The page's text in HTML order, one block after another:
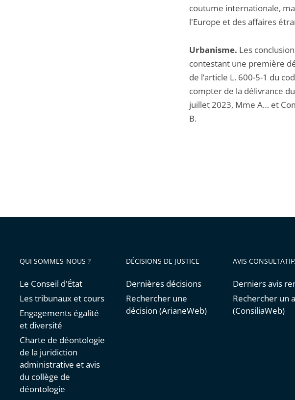
coutume internationale,
l'Europe et des affaires
Urbanisme. Les
contestant une première
de l’article L. 600-5-1 du
compter de la délivrance
juillet 2023, Mme A… et
B.
QUI SOMMES-NOUS ?
Le Conseil d'État
Les tribunaux et cours
Engagements égalité
et diversité
Charte de déontologie
de la juridiction
administrative et avis
du collège de
déontologie
DÉCISIONS DE JUSTICE
Dernières décisions
Rechercher une
décision (ArianeWeb)
AVIS
Derniers avis
Rechercher un
(ConsiliaWeb)